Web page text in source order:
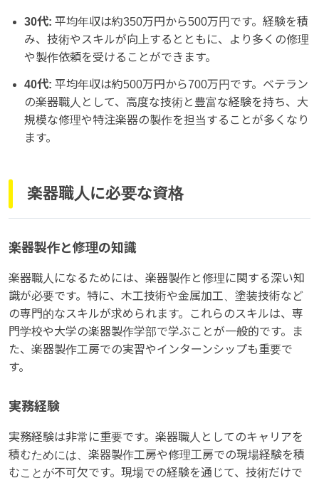
30代: 平均年収は約350万円から500万円です。経験を積
み、技術やスキルが向上するとともに、より多くの修理
や製作依頼を受けることができます。
40代: 平均年収は約500万円から700万円です。ベテラン
の楽器職人として、高度な技術と豊富な経験を持ち、大
規模な修理や特注楽器の製作を担当することが多くなり
ます。
楽器職人に必要な資格
楽器製作と修理の知識
楽器職人になるためには、楽器製作と修理に関する深い知
識が必要です。特に、木工技術や金属加工、塗装技術など
の専門的なスキルが求められます。これらのスキルは、専
門学校や大学の楽器製作学部で学ぶことが一般的です。ま
た、楽器製作工房での実習やインターンシップも重要で
す。
実務経験
実務経験は非常に重要です。楽器職人としてのキャリアを
積むためには、楽器製作工房や修理工房での現場経験を積
むことが不可欠です。現場での経験を通じて、技術だけで